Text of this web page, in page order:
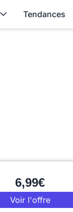
Tendances
6,99€
Voir l'offre